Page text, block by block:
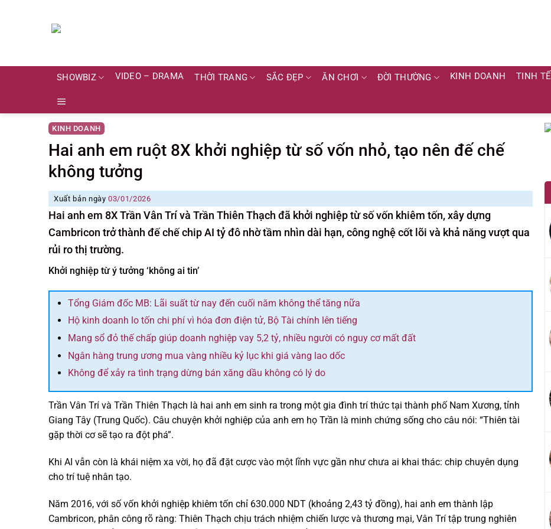
SHOWBIZ VIDEO – DRAMA THỜI TRANG SẮC ĐẸP ĂN CHƠI ĐỜI THƯỜNG KINH DOANH TINH TẾ
KINH DOANH
Hai anh em ruột 8X khởi nghiệp từ số vốn nhỏ, tạo nên đế chế
không tưởng
Xuất bản ngày03/01/2026
Hai anh em 8X Trần Vân Trí và Trần Thiên Thạch đã khởi nghiệp từ số vốn khiêm tốn, xây dựng
Cambricon trở thành đế chế chip AI tỷ đô nhờ tầm nhìn dài hạn, công nghệ cốt lõi và khả năng vượt qua
rủi ro thị trường.
Khởi nghiệp từ ý tưởng ‘không ai tin’
Tổng Giám đốc MB: Lãi suất từ nay đến cuối năm không thể tăng nữa
Hộ kinh doanh lo tốn chi phí vì hóa đơn điện tử, Bộ Tài chính lên tiếng
Mang sổ đỏ thế chấp giúp doanh nghiệp vay 5,2 tỷ, nhiều người có nguy cơ mất đất
Ngân hàng trung ương mua vàng nhiều kỷ lục khi giá vàng lao dốc
Không để xảy ra tình trạng dừng bán xăng dầu không có lý do
Trần Vân Trí và Trần Thiên Thạch là hai anh em sinh ra trong một gia đình trí thức tại thành phố Nam Xương, tỉnh
Giang Tây (Trung Quốc). Câu chuyện khởi nghiệp của anh em họ Trần là minh chứng sống cho câu nói: “Thiên tài
gặp thời cơ sẽ tạo ra đột phá”.
Khi AI vẫn còn là khái niệm xa vời, họ đã đặt cược vào một lĩnh vực gần như chưa ai khai thác: chip chuyên dụng
cho trí tuệ nhân tạo.
Năm 2016, với số vốn khởi nghiệp khiêm tốn chỉ 630.000 NDT (khoảng 2,43 tỷ đồng), hai anh em thành lập
Cambricon, phân công rõ ràng: Thiên Thạch chịu trách nhiệm chiến lược và thương mại, Vân Trí tập trung nghiên